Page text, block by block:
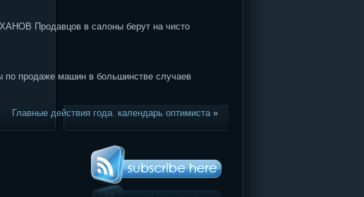
Продавцов в салоны берут на чисто
по продаже машин в большинстве случаев
Главные действия года. календарь оптимиста »